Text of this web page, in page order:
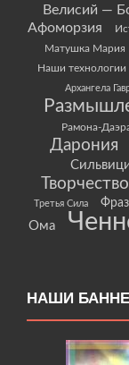
Велисий —
Афоморзия
Матушка Мария
Наши технологии
Архангела
Рамона-
Дарония
Третья Сила
Ома
НАШИ